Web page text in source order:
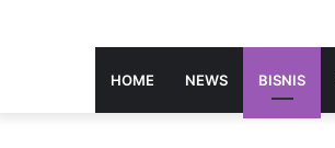
HOME NEWS BISNIS